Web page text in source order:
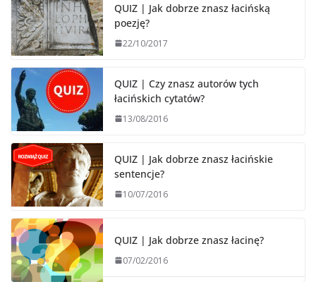
QUIZ | Jak dobrze znasz łacińską
poezję?
22/10/2017
QUIZ | Czy znasz autorów tych
łacińskich cytatów?
13/08/2016
QUIZ | Jak dobrze znasz łacińskie
sentencje?
10/07/2016
QUIZ | Jak dobrze znasz łacinę?
07/02/2016